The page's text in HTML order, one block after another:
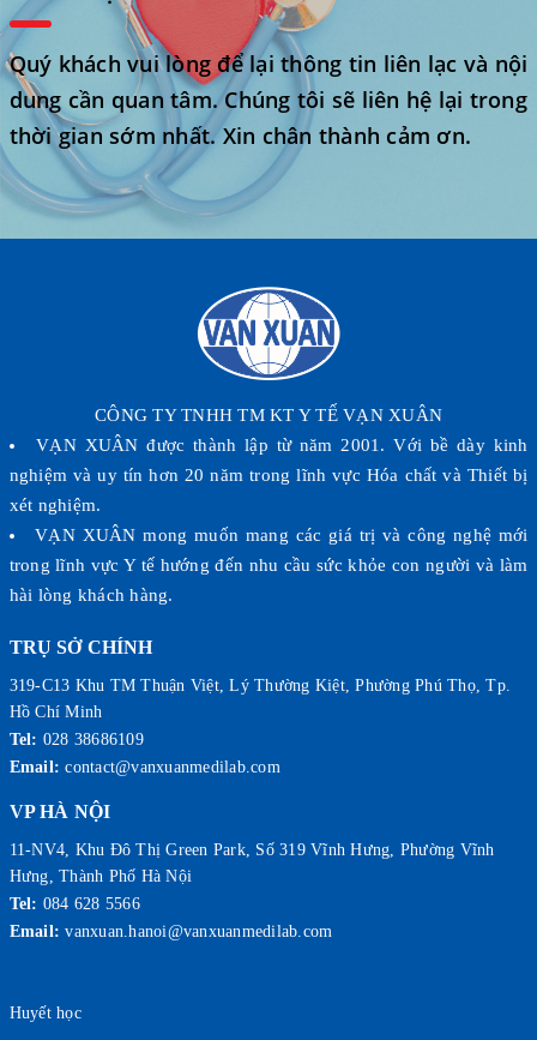
Quý khách vui lòng để lại thông tin liên lạc và nội
dung cần quan tâm. Chúng tôi sẽ liên hệ lại trong
thời gian sớm nhất. Xin chân thành cảm ơn.
CÔNG TY TNHH TM KT Y TẾ VẠN XUÂN
VẠN XUÂN được thành lập từ năm 2001. Với bề dày kinh
nghiệm và uy tín hơn 20 năm trong lĩnh vực Hóa chất và Thiết bị
xét nghiệm.
VẠN XUÂN mong muốn mang các giá trị và công nghệ mới
trong lĩnh vực Y tế hướng đến nhu cầu sức khỏe con người và làm
hài lòng khách hàng.
TRỤ SỞ CHÍNH
319-C13 Khu TM Thuận Việt, Lý Thường Kiệt, Phường Phú Thọ, Tp.
Hồ Chí Minh
Tel: 028 38686109
Email: contact@vanxuanmedilab.com
VP HÀ NỘI
11-NV4, Khu Đô Thị Green Park, Số 319 Vĩnh Hưng, Phường Vĩnh
Hưng, Thành Phố Hà Nội
Tel: 084 628 5566
Email: vanxuan.hanoi@vanxuanmedilab.com
Huyết học